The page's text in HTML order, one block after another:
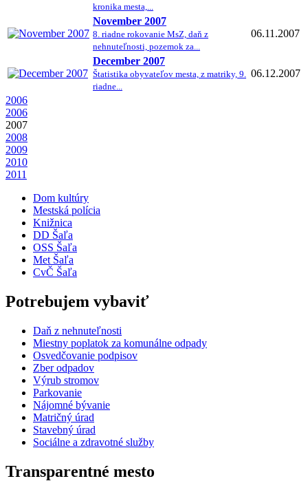
kronika mesta,...
November 2007
8. riadne rokovanie MsZ, daň z
nehnuteľnosti, pozemok za...
06.11.2007
December 2007
Štatistika obyvateľov mesta, z matriky, 9.
riadne...
06.12.2007
2006
2006
2007
2008
2009
2010
2011
Dom kultúry
Mestská polícia
Knižnica
DD Šaľa
OSS Šaľa
Met Šaľa
CvČ Šaľa
Potrebujem vybaviť
Daň z nehnuteľnosti
Miestny poplatok za komunálne odpady
Osvedčovanie podpisov
Zber odpadov
Výrub stromov
Parkovanie
Nájomné bývanie
Matričný úrad
Stavebný úrad
Sociálne a zdravotné služby
Transparentné mesto